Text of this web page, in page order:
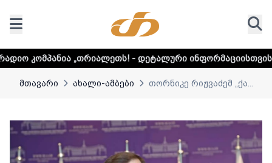
- დეტალური ინფორმაციისთვის დააკლიკეთ
მთავარი ახალი-ამბები თორნიკე რიჟვაძემ „ქა...